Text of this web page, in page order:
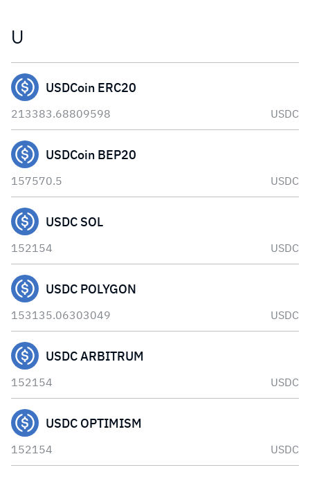
U
USDCoin ERC20
213383.68809598 USDC
USDCoin BEP20
157570.5 USDC
USDC SOL
152154 USDC
USDC POLYGON
153135.06303049 USDC
USDC ARBITRUM
152154 USDC
USDC OPTIMISM
152154 USDC